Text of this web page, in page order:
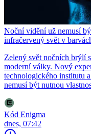
Noční vidění už nemusí
infračervený svět v
Zelený svět nočních brýlí
moderní války. Nový
technologického institutu
nemusí být nutnou
Kód Enigma
dnes, 07:42